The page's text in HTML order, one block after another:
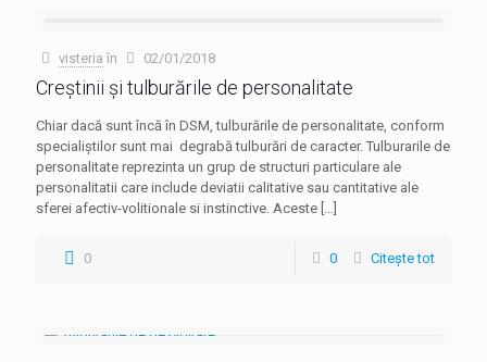
visteria în 02/01/2018
Creștinii și tulburările de personalitate
Chiar dacă sunt încă în DSM, tulburările de personalitate, conform
specialiștilor sunt mai degrabă tulburări de caracter. Tulburarile de
personalitate reprezinta un grup de structuri particulare ale
personalitatii care include deviatii calitative sau cantitative ale
sferei afectiv-volitionale si instinctive. Aceste […]
0 0 Citește tot